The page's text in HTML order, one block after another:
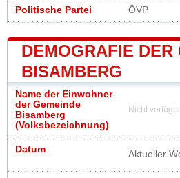
Politische Partei ÖVP
DEMOGRAFIE DER
BISAMBERG
Name der Einwohner
der Gemeinde
Bisamberg
(Volksbezeichnung)
Nicht
Datum Aktueller